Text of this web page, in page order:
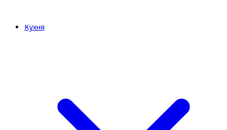
Кухня